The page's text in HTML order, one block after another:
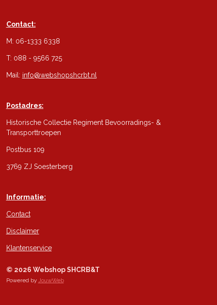
Contact:
M: 06-1333 6338
T: 088 - 9566 725
Mail: info@webshopshcrbt.nl
Postadres:
Historische Collectie Regiment Bevoorradings- &
Transporttroepen
Postbus 109
3769 ZJ Soesterberg
Informatie:
Contact
Disclaimer
Klantenservice
© 2026 Webshop SHCRB&T
Powered by JouwWeb